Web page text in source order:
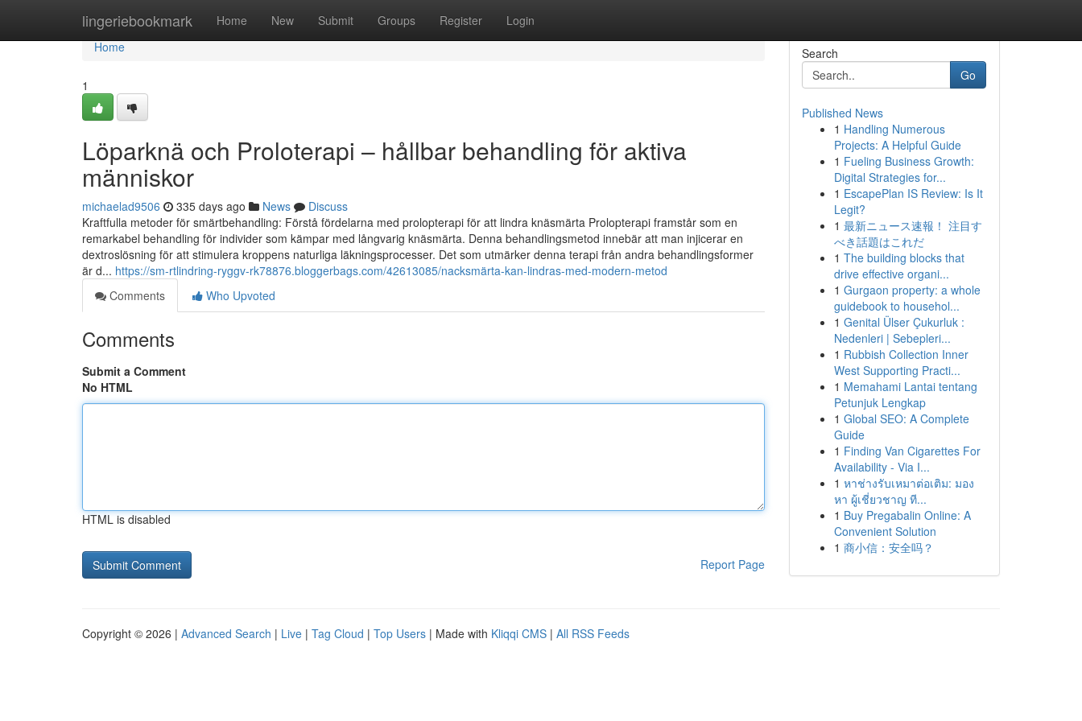
lingeriebookmark Home New Submit Groups Register Login
Home
Home
1
Löparknä och Proloterapi – hållbar behandling för aktiva
människor
michaelad9506 335 days ago News
Discuss
Kraftfulla metoder för smärtbehandling: Förstå fördelarna med prolopterapi för att lindra knäsmärta Prolopterapi framstår som en
remarkabel behandling för individer som kämpar med långvarig knäsmärta. Denna behandlingsmetod innebär att man injicerar en
dextroslösning för att stimulera kroppens naturliga läkningsprocesser. Det som utmärker denna terapi från andra behandlingsformer
är d... https://sm-rtlindring-ryggv-rk78876.bloggerbags.com/42613085/nacksmärta-kan-lindras-med-modern-metod
Comments
Who Upvoted
Comments
Submit a Comment
No HTML
HTML is disabled
Report Page
Search
Go
Published News
1 Handling Numerous
Projects: A Helpful Guide
1 Fueling Business Growth:
Digital Strategies for...
1 EscapePlan IS Review: Is It
Legit?
1 最新ニュース速報！ 注目す
べき話題はこれだ
1 The building blocks that
drive effective organi...
1 Gurgaon property: a whole
guidebook to househol...
1 Genital Ülser Çukurluk :
Nedenleri | Sebepleri...
1 Rubbish Collection Inner
West Supporting Practi...
1 Memahami Lantai tentang
Petunjuk Lengkap
1 Global SEO: A Complete
Guide
1 Finding Van Cigarettes For
Availability - Via I...
1 หาช่างรับเหมาต่อเติม: มอง
หา ผู้เชี่ยวชาญ ที...
1 Buy Pregabalin Online: A
Convenient Solution
1 商小信：安全吗？
Copyright © 2026 | Advanced Search | Live | Tag Cloud | Top Users | Made with Kliqqi CMS | All RSS Feeds